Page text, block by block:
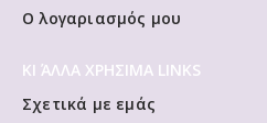
Ο λογαριασμός μου
ΚΙ ΆΛΛΑ ΧΡΗΣΙΜΑ LINKS
Σχετικά με εμάς